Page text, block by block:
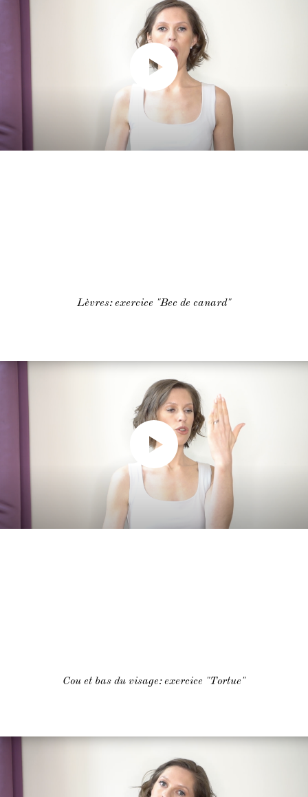
Lèvres: exercice "Bec de canard"
Cou et bas du visage: exercice "Tortue"